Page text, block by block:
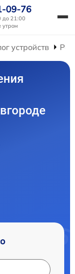
09-76
до 21:00
утром
устройств